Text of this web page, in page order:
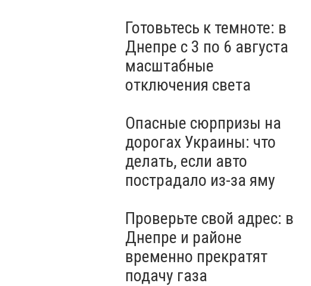
Готовьтесь к темноте: в
Днепре с 3 по 6 августа
масштабные
отключения света
Опасные сюрпризы на
дорогах Украины: что
делать, если авто
пострадало из-за яму
Проверьте свой адрес: в
Днепре и районе
временно прекратят
подачу газа